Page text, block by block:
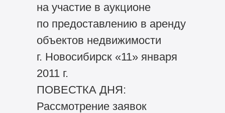
на участие в аукционе
по предоставлению в аренду
объектов недвижимости
г. Новосибирск «11» января
2011 г.
ПОВЕСТКА ДНЯ:
Рассмотрение заявок